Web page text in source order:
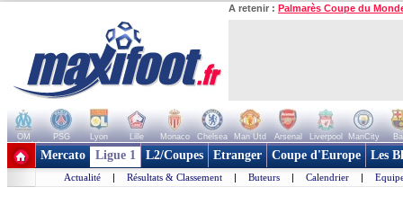
A retenir : Palmarès Coupe du
OM PSG Lyon Lille Monaco Chelsea Man Utd Arsenal Liverpool ManCity
+ de clubs
Mercato Ligue 1 L2/Coupes Etranger Coupe d'Europe Les
Actualité | Résultats & Classement | Buteurs | Calendrier |